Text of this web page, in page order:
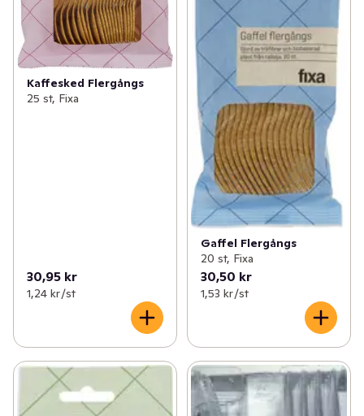
Kaffesked Flergångs
25 st, Fixa
30,95 kr
1,24 kr /st
Gaffel Flergångs
20 st, Fixa
30,50 kr
1,53 kr /st